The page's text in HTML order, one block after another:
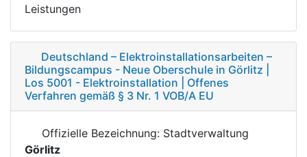
Leistungen
Deutschland – Elektroinstallationsarbeiten –
Bildungscampus - Neue Oberschule in Görlitz |
Los 5001 - Elektroinstallation | Offenes
Verfahren gemäß § 3 Nr. 1 VOB/A EU
Offizielle Bezeichnung: Stadtverwaltung
Görlitz